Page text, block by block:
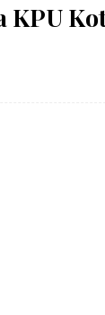
KPU